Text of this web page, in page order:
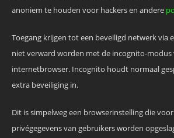
anoniem te houden voor hackers en andere
Toegang krijgen tot een beveiligd netwerk via
niet verward worden met de incognito-modus
internetbrowser. Incognito houdt normaal
extra beveiliging in.
Dit is simpelweg een browserinstelling die
privégegevens van gebruikers worden